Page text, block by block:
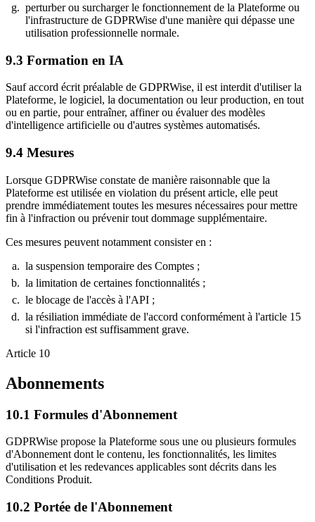
perturber ou surcharger le fonctionnement de la Plateforme ou
l'infrastructure de GDPRWise d'une manière qui dépasse une
utilisation professionnelle normale.
9.3 Formation en IA
Sauf accord écrit préalable de GDPRWise, il est interdit d'utiliser la
Plateforme, le logiciel, la documentation ou leur production, en tout
ou en partie, pour entraîner, affiner ou évaluer des modèles
d'intelligence artificielle ou d'autres systèmes automatisés.
9.4 Mesures
Lorsque GDPRWise constate de manière raisonnable que la
Plateforme est utilisée en violation du présent article, elle peut
prendre immédiatement toutes les mesures nécessaires pour mettre
fin à l'infraction ou prévenir tout dommage supplémentaire.
Ces mesures peuvent notamment consister en :
la suspension temporaire des Comptes ;
la limitation de certaines fonctionnalités ;
le blocage de l'accès à l'API ;
la résiliation immédiate de l'accord conformément à l'article 15
si l'infraction est suffisamment grave.
Article 10
Abonnements
10.1 Formules d'Abonnement
GDPRWise propose la Plateforme sous une ou plusieurs formules
d'Abonnement dont le contenu, les fonctionnalités, les limites
d'utilisation et les redevances applicables sont décrits dans les
Conditions Produit.
10.2 Portée de l'Abonnement